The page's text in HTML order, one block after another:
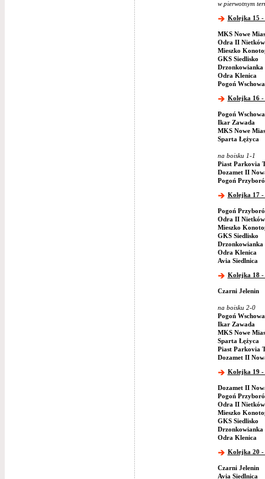
w pierwotnym
Kolejka 15 -
MKS Nowe
Odra II Nietków
Mieszko
GKS Siedlisko
Drzonkowianka
Odra Klenica
Pogoń Wschowa
Kolejka 16 -
Pogoń Wschowa
Ikar Zawada
MKS Nowe
Sparta Łężyca
na boisku 1-1
Piast Parkovia
Dozamet II
Pogoń
Kolejka 17 -
Pogoń
Odra II Nietków
Mieszko
GKS Siedlisko
Drzonkowianka
Odra Klenica
Avia Siedlnica
Kolejka 18 -
Czarni Jelenin
na boisku 2-0
Pogoń Wschowa
Ikar Zawada
MKS Nowe
Sparta Łężyca
Piast Parkovia
Dozamet II
Kolejka 19 -
Dozamet II
Pogoń
Odra II Nietków
Mieszko
GKS Siedlisko
Drzonkowianka
Odra Klenica
Kolejka 20 -
Czarni Jelenin
Avia Siedlnica